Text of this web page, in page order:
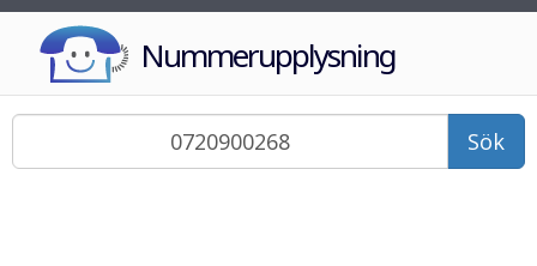
Nummerupplysning
Sök